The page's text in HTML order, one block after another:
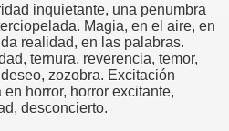
inquietante, una penumbra
Magia, en el aire, en
realidad, en las palabras.
ternura, reverencia, temor,
zozobra. Excitación
en horror, horror excitante,
desconcierto.